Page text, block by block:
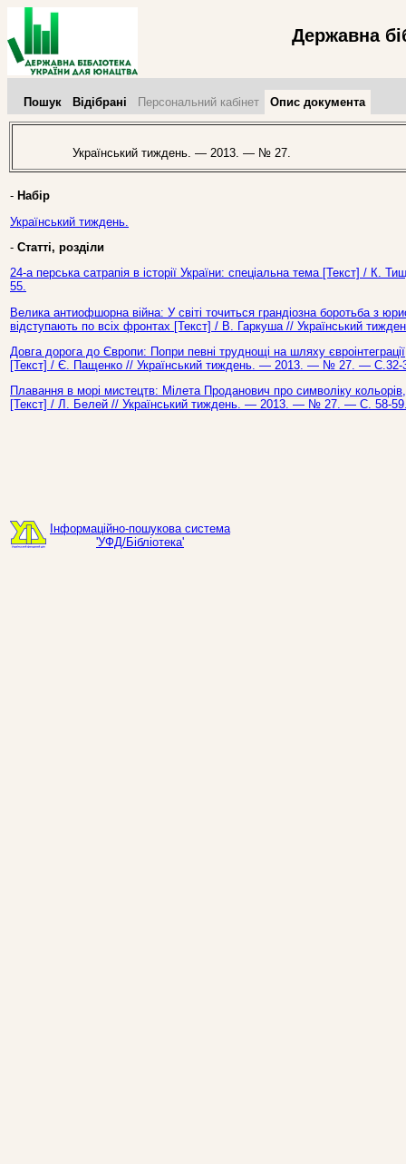
Державна
Пошук Відібрані Персональний кабінет Опис документа
Український тиждень. — 2013. — № 27.
- Набір
Український тиждень.
- Статті, розділи
24-а перська сатрапія в історії України: спеціальна тема [Текст] /
55.
Велика антиофшорна війна: У світі точиться грандіозна боротьба з
відступають по всіх фронтах [Текст] / В. Гаркуша // Український
Довга дорога до Європи: Попри певні труднощі на шляху
[Текст] / Є. Пащенко // Український тиждень. — 2013. — № 27. — С.32-
Плавання в морі мистецтв: Мілета Проданович про символіку
[Текст] / Л. Белей // Український тиждень. — 2013. — № 27. — С. 58-
Інформаційно-пошукова система
'УФД/Бібліотека'